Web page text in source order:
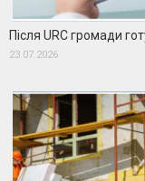
Після URC громади
23.07.2026